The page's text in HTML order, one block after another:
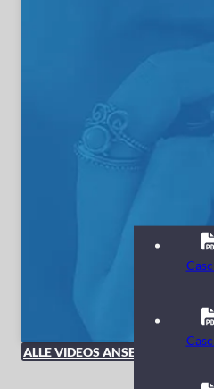
ALLE VIDEOS ANSEHEN